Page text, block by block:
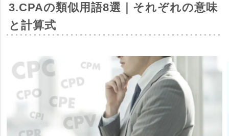
3.CPAの類似用語8選｜それぞれの意味
と計算式